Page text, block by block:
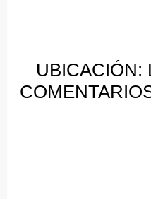
UBICACIÓN: